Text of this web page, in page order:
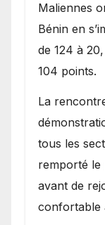
Maliennes
Bénin en
de 124 à
104 points.
La
tous les
remporté le
avant de
confortable